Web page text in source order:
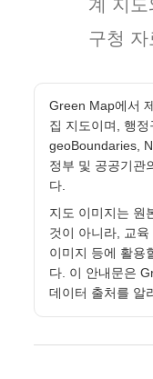
계 지
구청 자
Green Map에서
집 지도이며, 행
geoBoundaries,
정부 및 공공기관
다.
지도 이미지는 원
것이 아니라, 교
이미지 등에 활용
다. 이 안내문은
데이터 출처를 알